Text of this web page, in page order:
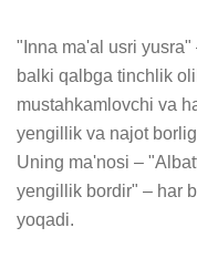
"Inna ma'al usri
balki qalbga tinchlik
mustahkamlovchi va
yengillik va najot
Uning ma'nosi –
yengillik bordir" – har
yoqadi.